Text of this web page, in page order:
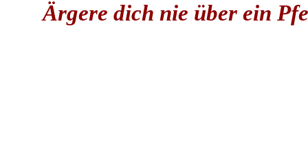
Ärgere dich nie über ein